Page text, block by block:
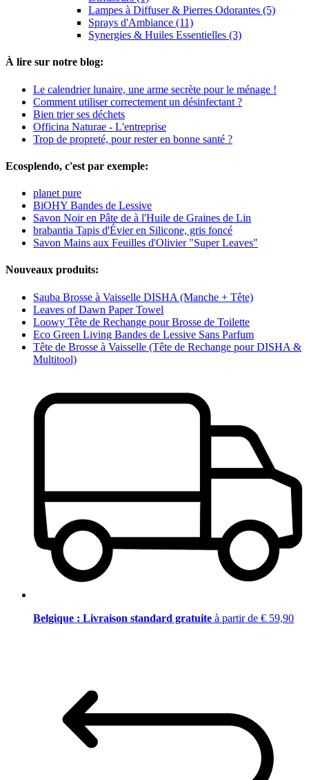
Lampes à Diffuser & Pierres Odorantes (5)
Sprays d'Ambiance (11)
Synergies & Huiles Essentielles (3)
À lire sur notre blog:
Le calendrier lunaire, une arme secrète pour le ménage !
Comment utiliser correctement un désinfectant ?
Bien trier ses déchets
Officina Naturae - L'entreprise
Trop de propreté, pour rester en bonne santé ?
Ecosplendo, c'est par exemple:
planet pure
BiOHY Bandes de Lessive
Savon Noir en Pâte de à l'Huile de Graines de Lin
brabantia Tapis d'Évier en Silicone, gris foncé
Savon Mains aux Feuilles d'Olivier "Super Leaves"
Nouveaux produits:
Sauba Brosse à Vaisselle DISHA (Manche + Tête)
Leaves of Dawn Paper Towel
Loowy Tête de Rechange pour Brosse de Toilette
Eco Green Living Bandes de Lessive Sans Parfum
Tête de Brosse à Vaisselle (Tête de Rechange pour DISHA &
Multitool)
Belgique : Livraison standard gratuite à partir de € 59,90